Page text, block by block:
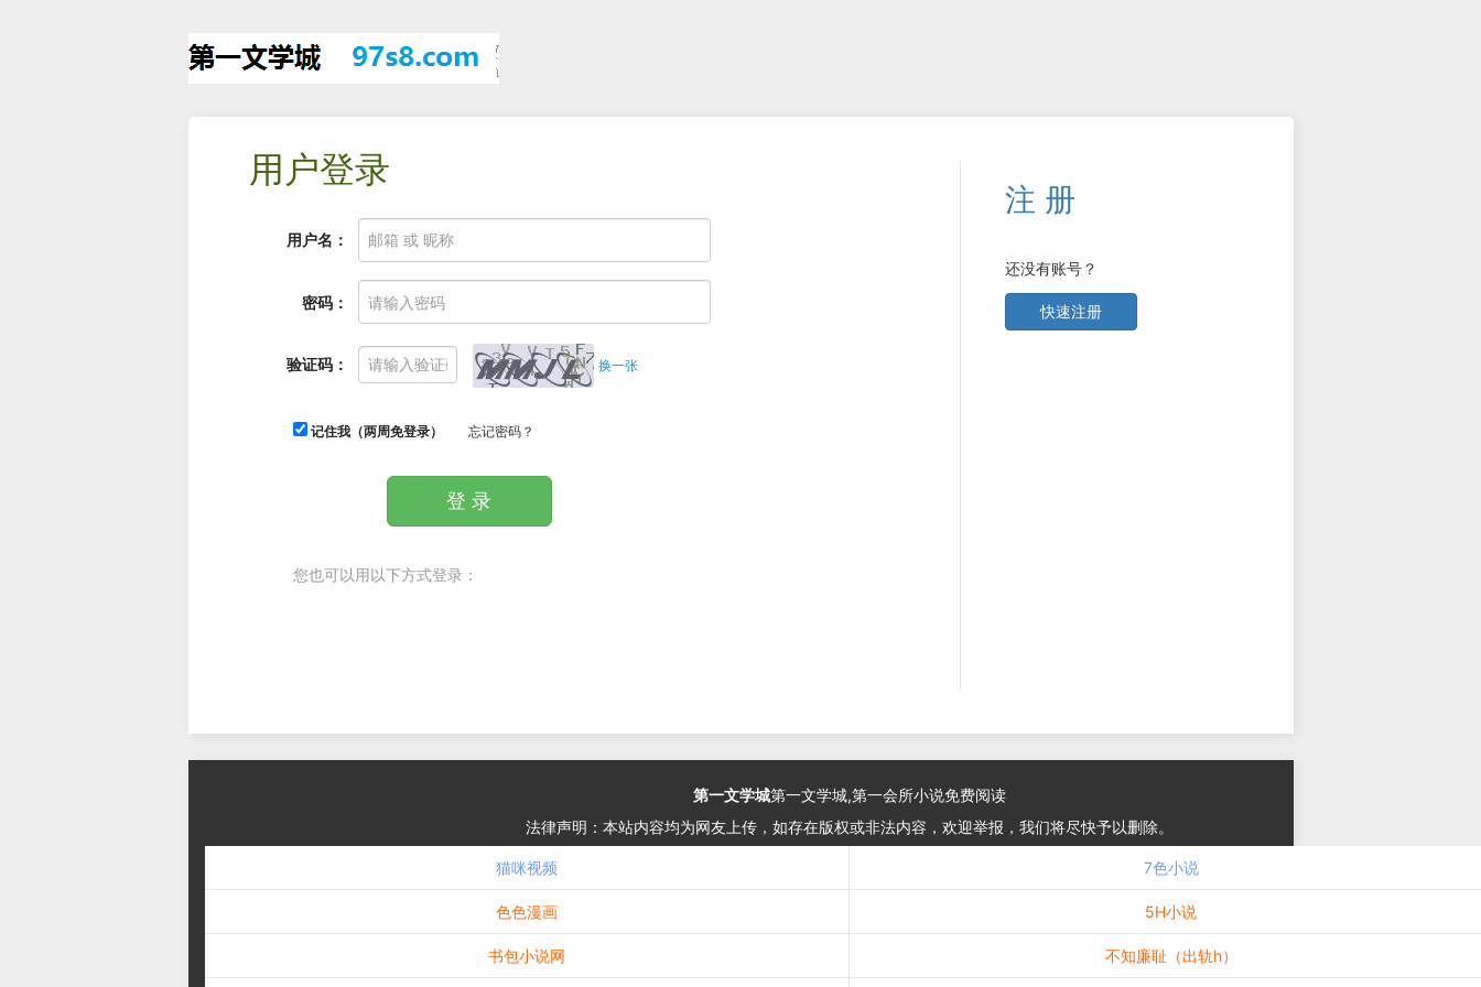
用户登录
用户名：
密码：
验证码： 换一张
记住我（两周免登录） 忘记密码？
登 录
您也可以用以下方式登录：
注 册
还没有账号？
快速注册
第一文学城第一文学城,第一会所小说免费阅读
法律声明：本站内容均为网友上传，如存在版权或非法内容，欢迎举报，我们将尽快予以删除。
猫咪视频 7色小说
色色漫画 5H小说
书包小说网 不知廉耻（出轨h）